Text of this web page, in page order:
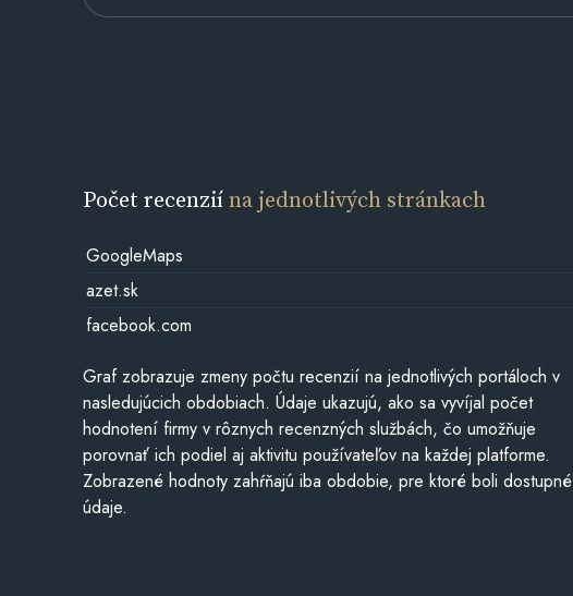
Počet recenziína jednotlivých stránkach
GoogleMaps
azet.sk
facebook.com
Graf zobrazuje zmeny počtu recenzií na jednotlivých portáloch v
nasledujúcich obdobiach. Údaje ukazujú, ako sa vyvíjal počet
hodnotení firmy v rôznych recenzných službách, čo umožňuje
porovnať ich podiel aj aktivitu používateľov na každej platforme.
Zobrazené hodnoty zahŕňajú iba obdobie, pre ktoré boli dostupné
údaje.